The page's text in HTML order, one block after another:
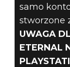
samo
stworzone
UWAGA
ETERNAL